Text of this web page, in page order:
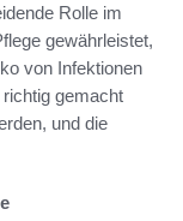
Rolle im
gewährleistet,
von Infektionen
gemacht
und die